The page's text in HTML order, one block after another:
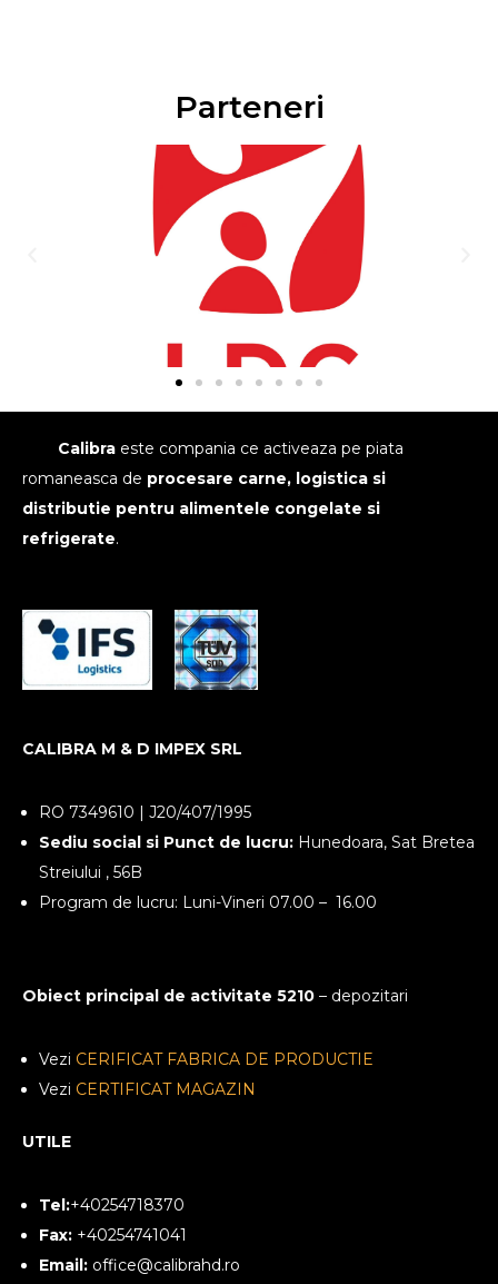
Parteneri
Calibra este compania ce activeaza pe piata
romaneasca de procesare carne, logistica si
distributie pentru alimentele congelate si
refrigerate.
CALIBRA M & D IMPEX SRL
RO 7349610 | J20/407/1995
Sediu social si Punct de lucru: Hunedoara, Sat Bretea
Streiului , 56B
Program de lucru: Luni-Vineri 07.00 – 16.00
Obiect principal de activitate 5210 – depozitari
Vezi CERIFICAT FABRICA DE PRODUCTIE
Vezi CERTIFICAT MAGAZIN
UTILE
Tel:+40254718370
Fax: +40254741041
Email: office@calibrahd.ro